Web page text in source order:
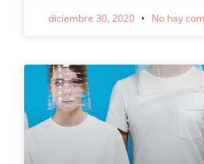
diciembre 30, 2020 No hay